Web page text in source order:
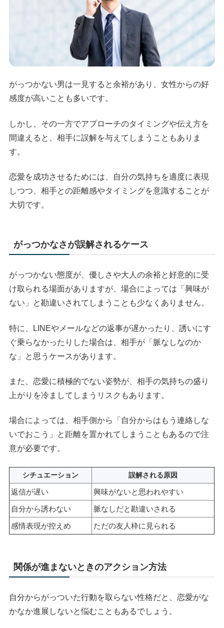
がっつかない男は一見すると余裕があり、女性からの好
感度が高いことも多いです。
しかし、その一方でアプローチのタイミングや伝え方を
間違えると、相手に誤解を与えてしまうこともありま
す。
恋愛を成功させるためには、自分の気持ちを適度に表現
しつつ、相手との距離感やタイミングを意識することが
大切です。
がっつかなさが誤解されるケース
がっつかない態度が、優しさや大人の余裕と好意的に受
け取られる場面がありますが、場合によっては「興味が
ない」と勘違いされてしまうことも少なくありません。
特に、LINEやメールなどの返事が遅かったり、誘いにす
ぐ乗らなかったりした場合は、相手が「脈なしなのか
な」と思うケースがあります。
また、恋愛に積極的でない姿勢が、相手の気持ちの盛り
上がりを冷ましてしまうリスクもあります。
場合によっては、相手側から「自分からはもう連絡しな
いでおこう」と距離を置かれてしまうこともあるので注
意が必要です。
シチュエーション 誤解される原因
返信が遅い
興味がないと思われやすい
自分から誘わない
脈なしだと勘違いされる
感情表現が控えめ
ただの友人枠に見られる
関係が進まないときのアクション方法
自分からがっついた行動を取らない性格だと、恋愛がな
かなか進展しないと悩むこともあるでしょう。